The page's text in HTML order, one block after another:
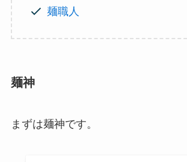
麺職人
麺神
まずは麺神です。